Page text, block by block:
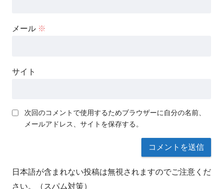
メール ※
サイト
次回のコメントで使用するためブラウザーに自分の名前、
メールアドレス、サイトを保存する。
日本語が含まれない投稿は無視されますのでご注意くだ
さい。（スパム対策）